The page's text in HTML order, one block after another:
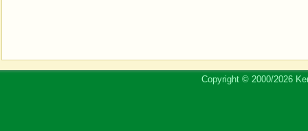
Copyright © 2000/2026